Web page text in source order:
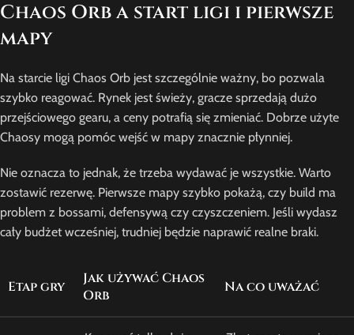
Chaos Orb a start ligi i pierwsze
mapy
Na starcie ligi Chaos Orb jest szczególnie ważny, bo pozwala
szybko reagować. Rynek jest świeży, gracze sprzedają dużo
przejściowego gearu, a ceny potrafią się zmieniać. Dobrze użyte
Chaosy mogą pomóc wejść w mapy znacznie płynniej.
Nie oznacza to jednak, że trzeba wydawać je wszystkie. Warto
zostawić rezerwę. Pierwsze mapy szybko pokażą, czy build ma
problem z bossami, defensywą czy czyszczeniem. Jeśli wydasz
cały budżet wcześniej, trudniej będzie naprawić realne braki.
Etap gry
Jak używać Chaos
Orb
Na co uważać